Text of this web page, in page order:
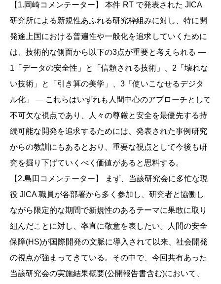
【1.岡崎コメンテーター】 本件 RT で発表された JICA
研究所による新規性あふれる研究枠組みに対し、特に開
発途上国における普遍性や一般化を追求していくために
は、技術的な側面から以下の3点が重要と考えられる ―
1「データの安全性」と「信頼される技術」、2「壊れな
い技術」と「引き算の美学」、3「使いこなせるデジタ
ル化」 ― これらはいずれも人間中心のアプローチとして
不可欠な視点であり、人々の尊厳と安全を最優先する持
続可能な開発を追求するためには、発表された事例研究
からの教訓にもあるとおり、重要な視点として今後も研
究を掘り下げていくべく価値があると思料する。
【2.島田コメンテーター】 まず、当該研究会に多忙な現
役 JICA 職員が各部署から多く参加し、研究者と協働し
ながら限定的な期間で新規性のあるテーマに果敢に取り
組んだことに対し、率直に敬意を表したい。人間の安全
保障(HS)が国際開発の文脈に導入されて以来、社会開発
の視点が強まってきている。その中で、今回共有あった
当該研究会の実施結果概要(公開報告書含む)において、